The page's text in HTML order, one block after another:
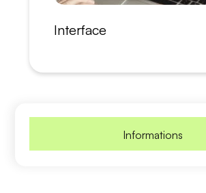
Interface
Informations